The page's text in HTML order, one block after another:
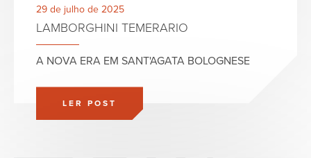
29 de julho de 2025
LAMBORGHINI TEMERARIO
A NOVA ERA EM SANT'AGATA BOLOGNESE
LER POST